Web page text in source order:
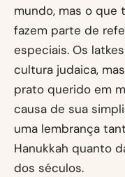
mundo, mas o que
fazem parte de
especiais. Os
cultura judaica,
prato querido em
causa de sua
uma lembrança
Hanukkah quanto
dos séculos.